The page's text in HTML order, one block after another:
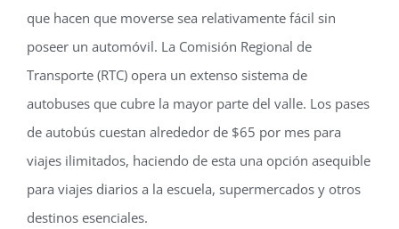
que hacen que moverse sea relativamente fácil sin
poseer un automóvil. La Comisión Regional de
Transporte (RTC) opera un extenso sistema de
autobuses que cubre la mayor parte del valle. Los pases
de autobús cuestan alrededor de $65 por mes para
viajes ilimitados, haciendo de esta una opción asequible
para viajes diarios a la escuela, supermercados y otros
destinos esenciales.